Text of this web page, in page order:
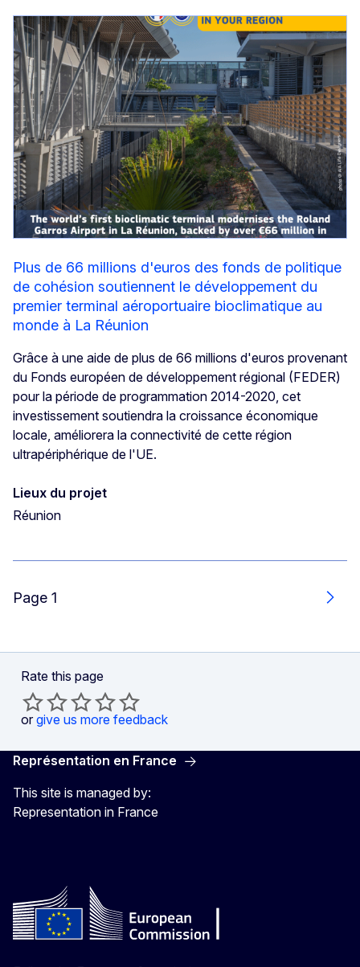
Plus de 66 millions d'euros des fonds de politique
de cohésion soutiennent le développement du
premier terminal aéroportuaire bioclimatique au
monde à La Réunion
Grâce à une aide de plus de 66 millions d'euros provenant
du Fonds européen de développement régional (FEDER)
pour la période de programmation 2014-2020, cet
investissement soutiendra la croissance économique
locale, améliorera la connectivité de cette région
ultrapériphérique de l'UE.
Lieux du projet
Réunion
Page 1
Next
Rate this page
or give us more feedback
Représentation en France
This site is managed by:
Representation in France